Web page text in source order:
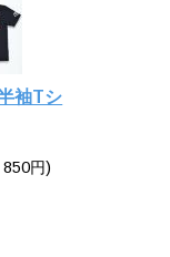
袖Tシ
円)